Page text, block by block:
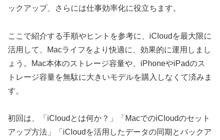
ックアップ、さらには仕事効率化に役立ちます。
ここで紹介する手順やヒントを参考に、iCloudを最大限に
活用して、Macライフをより快適に、効果的に運用しまし
ょう。Mac本体のストレージ容量や、iPhoneやiPadのス
トレージ容量を無駄に大きいモデルを購入しなくて済みま
す。
初回は、「iCloudとは何か？」「MacでのiCloudのセット
アップ方法」「iCloudを活用したデータの同期とバックア